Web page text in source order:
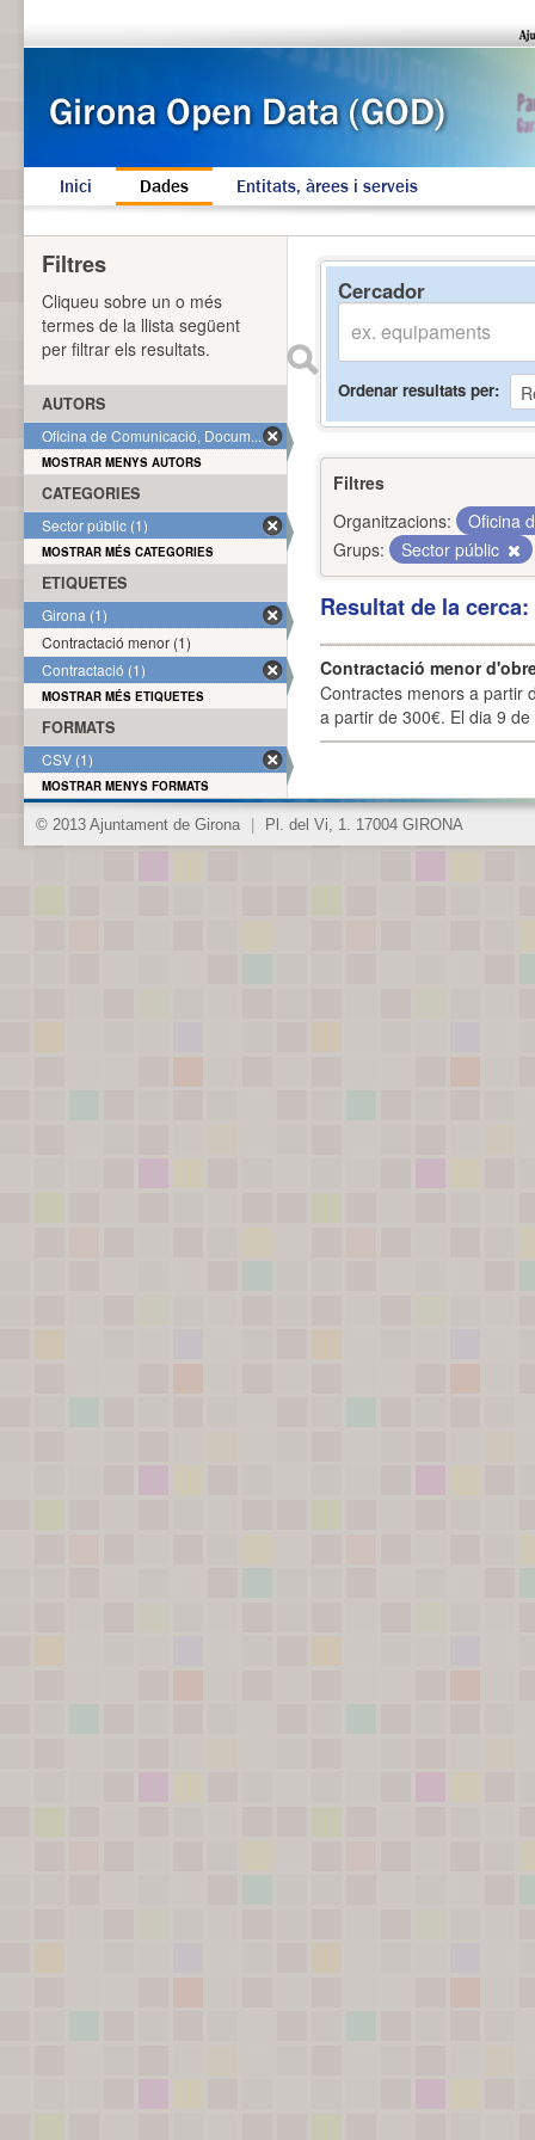
Inici Dades Entitats, àrees i serveis
Cercador
Ordenar resultats per
Filtres
Organitzacions:
Oficina
Grups:
Sector públic
Resultat de la
Contractació menor
Contractes menors a partir
a partir de 300€. El dia 9
Filtres
Cliqueu sobre un o més
termes de la llista següent
per filtrar els resultats.
AUTORS
Oficina de Comunicació, Docum... (1)
MOSTRAR MENYS AUTORS
CATEGORIES
Sector públic (1)
MOSTRAR MÉS CATEGORIES
ETIQUETES
Girona (1)
Contractació menor (1)
Contractació (1)
MOSTRAR MÉS ETIQUETES
FORMATS
CSV (1)
MOSTRAR MENYS FORMATS
© 2013 Ajuntament de Girona Pl. del Vi, 1. 17004 GIRONA